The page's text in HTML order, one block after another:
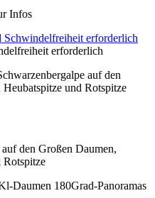
Infos
erforderlich
den Großen Daumen,
Rotspitze
180Grad-Panoramas